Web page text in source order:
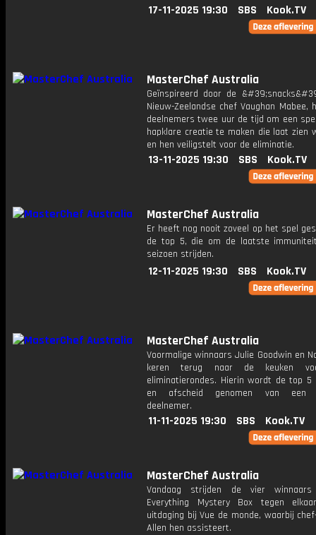
17-11-2025 19:30 SBS Kook.TV
MasterChef Australia
Geïnspireerd door de
Nieuw-Zeelandse chef Vaughan Mabee,
deelnemers twee uur de tijd om een
hapklare creatie te maken die laat zien
en hen veiligstelt voor de eliminatie.
13-11-2025 19:30 SBS Kook.TV
MasterChef Australia
Er heeft nog nooit zoveel op het spel
de top 5, die om de laatste
seizoen strijden.
12-11-2025 19:30 SBS Kook.TV
MasterChef Australia
Voormalige winnaars Julie Goodwin en
keren terug naar de keuken
eliminatierondes. Hierin wordt de top 5
en afscheid genomen van een
deelnemer.
11-11-2025 19:30 SBS Kook.TV
MasterChef Australia
Vandaag strijden de vier
Everything Mystery Box tegen
uitdaging bij Vue de monde, waarbij
Allen hen assisteert.